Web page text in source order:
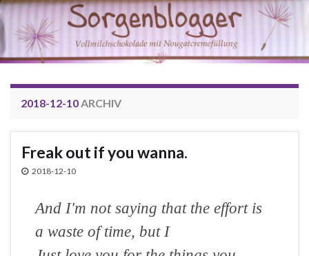
2018-12-10ARCHIV
Freak out if you wanna.
2018-12-10
And I'm not saying that the effort is
a waste of time, but I